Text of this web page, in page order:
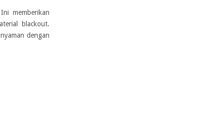
memberikan
blackout.
dengan